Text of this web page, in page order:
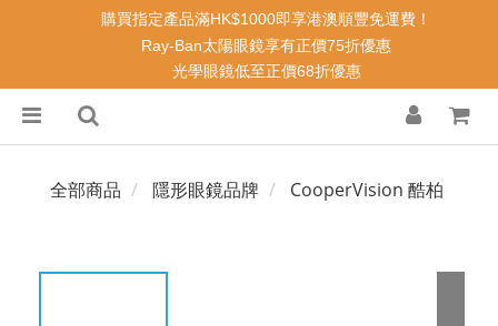
全部商品 隱形眼鏡品牌 CooperVision 酷柏
購買指定產品滿HK$1000即享港澳順豐免運費！
Ray-Ban太陽眼鏡享有正價75折優惠
光學眼鏡低至正價68折優惠